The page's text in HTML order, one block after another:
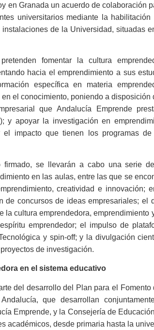
en Granada un acuerdo de colaboración
universitarios mediante la
de la Universidad, situadas
fomentar la cultura
hacia el emprendimiento a sus
específica en materia
el conocimiento, poniendo a
que Andalucía Emprende
y apoyar la investigación en
el impacto que tienen los programas
se llevarán a cabo una serie
en las aulas, entre las que se
creatividad e innovación;
de concursos de ideas empresariales; el
la cultura emprendedora, emprendimiento
emprendedor; el impulso de
y spin-off; y la divulgación
de investigación.
en el sistema educativo
del desarrollo del Plan para el
que desarrollan
Emprende, y la Consejería de
académicos, desde primaria hasta la